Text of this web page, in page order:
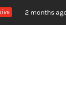
2 months ago